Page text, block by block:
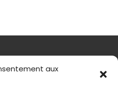
aux
69005 Lyon